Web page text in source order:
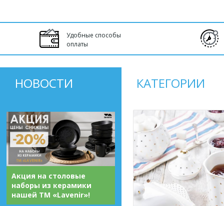
Удобные способы
оплаты
НОВОСТИ
Акция на столовые
наборы из керамики
нашей ТМ «Lavenir»!
КАТЕГОРИИ